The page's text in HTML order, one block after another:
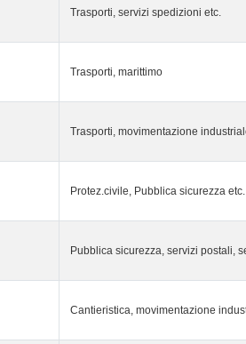
Trasporti, servizi spedizioni etc.
Trasporti, marittimo
Trasporti, movimentazione
Protez.civile, Pubblica sicurezza etc.
Pubblica sicurezza, servizi postali,
Cantieristica, movimentazione